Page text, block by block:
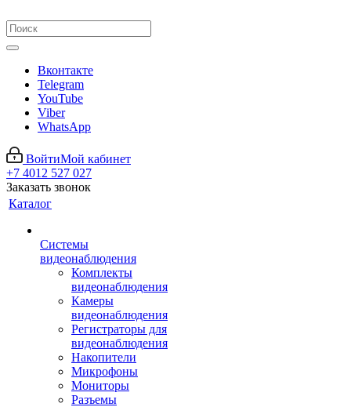
Вконтакте
Telegram
YouTube
Viber
WhatsApp
ВойтиМой кабинет
+7 4012 527 027
Заказать звонок
Каталог
Системы
видеонаблюдения
Комплекты
видеонаблюдения
Камеры
видеонаблюдения
Регистраторы для
видеонаблюдения
Накопители
Микрофоны
Мониторы
Разъемы